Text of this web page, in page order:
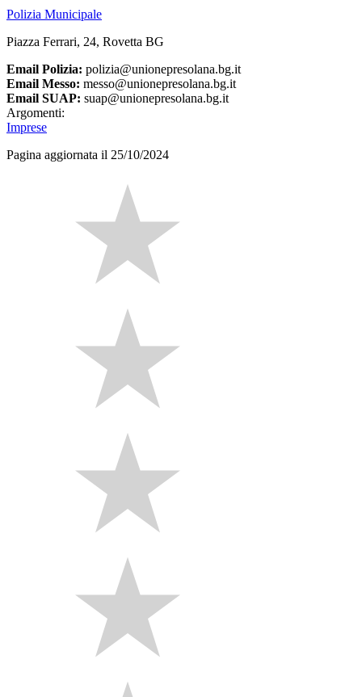
Polizia Municipale
Piazza Ferrari, 24, Rovetta BG
Email Polizia: polizia@unionepresolana.bg.it
Email Messo: messo@unionepresolana.bg.it
Email SUAP: suap@unionepresolana.bg.it
Argomenti:
Imprese
Pagina aggiornata il 25/10/2024